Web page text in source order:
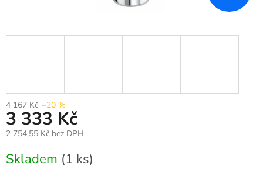
4 167 Kč –20 %
3 333 Kč
2 754,55 Kč bez DPH
cena:
Skladem (1 ks)